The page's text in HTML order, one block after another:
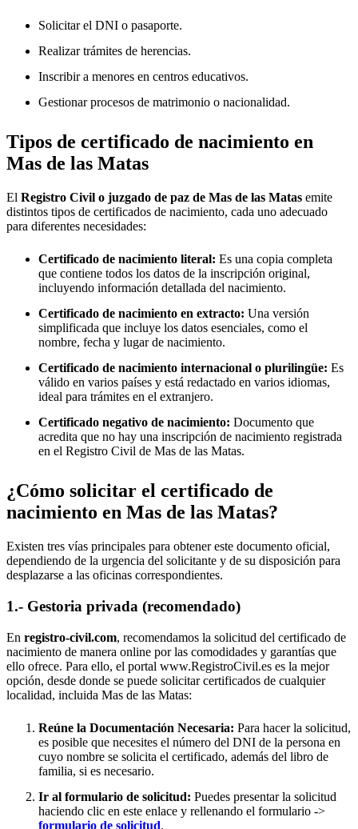
Solicitar el DNI o pasaporte.
Realizar trámites de herencias.
Inscribir a menores en centros educativos.
Gestionar procesos de matrimonio o nacionalidad.
Tipos de certificado de nacimiento en
Mas de las Matas
El Registro Civil o juzgado de paz de Mas de las Matas emite
distintos tipos de certificados de nacimiento, cada uno adecuado
para diferentes necesidades:
Certificado de nacimiento literal: Es una copia completa
que contiene todos los datos de la inscripción original,
incluyendo información detallada del nacimiento.
Certificado de nacimiento en extracto: Una versión
simplificada que incluye los datos esenciales, como el
nombre, fecha y lugar de nacimiento.
Certificado de nacimiento internacional o plurilingüe: Es
válido en varios países y está redactado en varios idiomas,
ideal para trámites en el extranjero.
Certificado negativo de nacimiento: Documento que
acredita que no hay una inscripción de nacimiento registrada
en el Registro Civil de Mas de las Matas.
¿Cómo solicitar el certificado de
nacimiento en Mas de las Matas?
Existen tres vías principales para obtener este documento oficial,
dependiendo de la urgencia del solicitante y de su disposición para
desplazarse a las oficinas correspondientes.
1.- Gestoria privada (recomendado)
En registro-civil.com, recomendamos la solicitud del certificado de
nacimiento de manera online por las comodidades y garantías que
ello ofrece. Para ello, el portal www.RegistroCivil.es es la mejor
opción, desde donde se puede solicitar certificados de cualquier
localidad, incluida Mas de las Matas:
Reúne la Documentación Necesaria: Para hacer la solicitud,
es posible que necesites el número del DNI de la persona en
cuyo nombre se solicita el certificado, además del libro de
familia, si es necesario.
Ir al formulario de solicitud: Puedes presentar la solicitud
haciendo clic en este enlace y rellenando el formulario ->
formulario de solicitud.